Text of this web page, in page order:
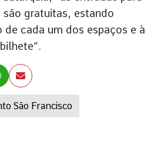
São Francisco
gratuitas, estando
cada um dos espaços e à